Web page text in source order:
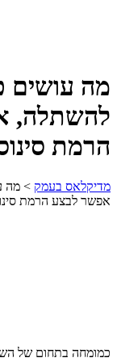
מה עושים
להשתלה,
הרמת
מדיקלאס בעמק > מה
אפשר לבצע הרמת
כמומחה בתחום של